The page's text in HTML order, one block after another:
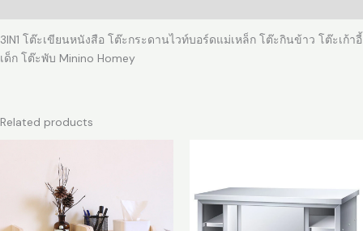
โต๊ะ
กิน
เก้าอี้
Minino
Homey
3IN1 โต๊ะเขียนหนังสือ โต๊ะกระดานไวท์บอร์ดแม่เหล็ก โต๊ะกินข้าว โต๊ะเก้าอี้
เด็ก โต๊ะพับ Minino Homey
Related products